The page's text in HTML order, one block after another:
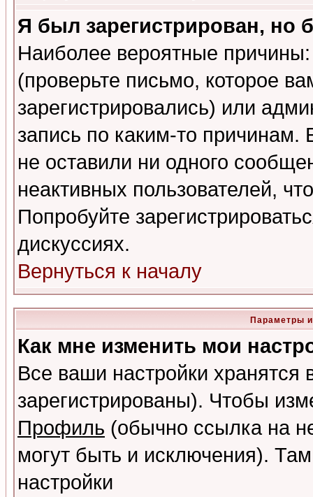
Я был зарегистрирован, но
Наиболее вероятные
(проверьте письмо, которое
зарегистрировались) или
запись по каким-то
не оставили ни одного
неактивных пользователей,
Попробуйте
дискуссиях.
Вернуться к началу
Параметры
Как мне изменить мои
Все ваши настройки
зарегистрированы). Чтобы
Профиль (обычно ссылка на
могут быть и исключения).
настройки